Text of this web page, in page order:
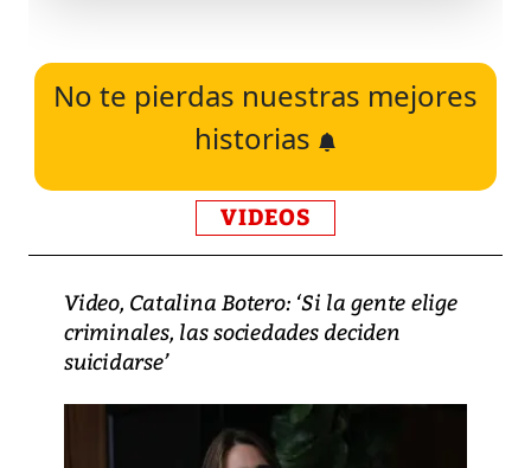
No te pierdas nuestras mejores
historias
VIDEOS
Video, Catalina Botero: ‘Si la gente elige
criminales, las sociedades deciden
suicidarse’